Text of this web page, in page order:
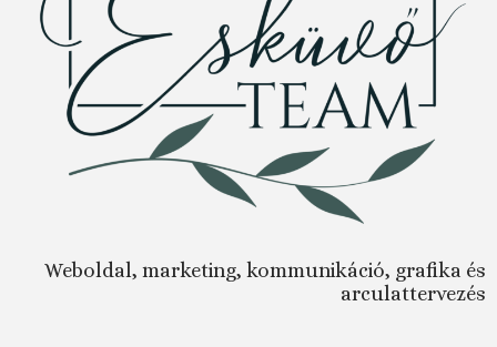
Weboldal, marketing, kommunikáció, grafika és
arculattervezés